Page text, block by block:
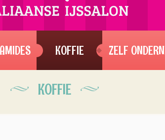
KOFFIE ZELF
KOFFIE